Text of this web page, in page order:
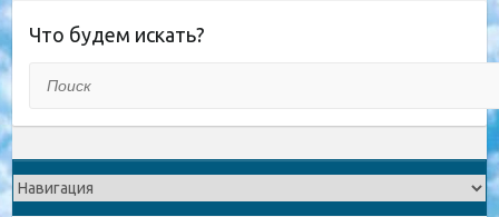
Что будем искать?